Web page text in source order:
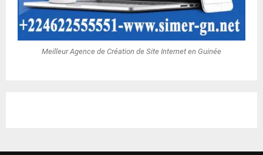
Meilleur Agence de Création de Site Internet en Guinée